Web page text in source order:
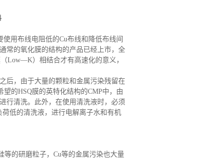
用布线电阻低的Cu布线和降低布线间
常的氧化膜的结构的产品已经上市，全
Low―K）相结合才有高速化的意义，
后，由于大量的颗粒和金属污染残留在
的HSQ膜的英特化结构的CMP中，由
行清洗。此外，在使用清洗液时，必须
低的清洗液，进行电解离子水和有机
的研磨粒子，Cu等的金属污染也大量